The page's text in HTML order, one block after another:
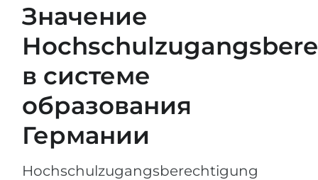
Значение
в системе
образования
Германии
Hochschulzugangsberechtigung